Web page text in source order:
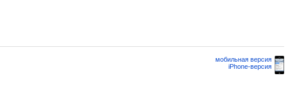
мобильная версия
iPhone-версия